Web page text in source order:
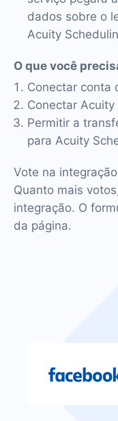
dados sobre o
Acuity
O que você
Conectar conta
Conectar
Permitir a
para Acuity
Vote na
Quanto mais
integração. O
da página.